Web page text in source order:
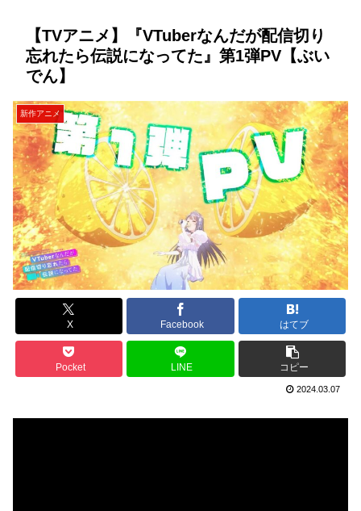
【TVアニメ】『VTuberなんだが配信切り
忘れたら伝説になってた』第1弾PV【ぶい
でん】
新作アニメ
X Facebook はてブ
Pocket LINE コピー
2024.03.07